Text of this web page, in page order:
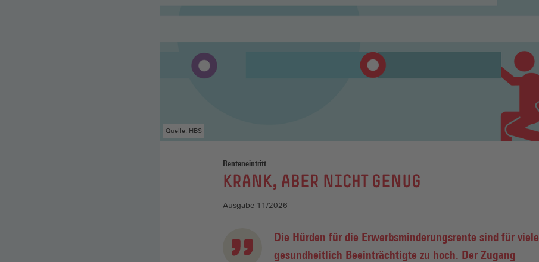
Quelle: HBS
Renteneintritt
:
KRANK, ABER NICHT GENUG
Ausgabe 11/2026
Die Hürden für die Erwerbsminderungsrente sind für viele
gesundheitlich Beeinträchtigte zu hoch. Der Zugang